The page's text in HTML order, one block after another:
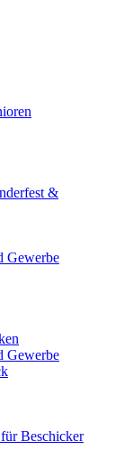
&
Gewerbe
Gewerbe
Beschicker